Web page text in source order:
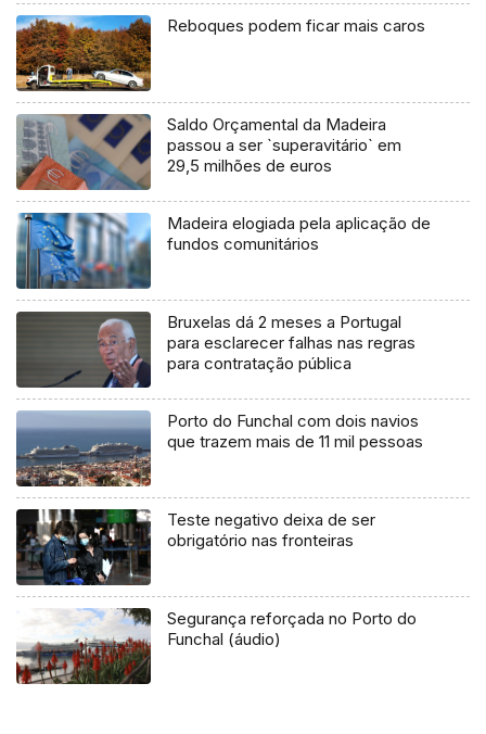
Reboques podem ficar mais caros
Saldo Orçamental da Madeira
passou a ser `superavitário` em
29,5 milhões de euros
Madeira elogiada pela aplicação de
fundos comunitários
Bruxelas dá 2 meses a Portugal
para esclarecer falhas nas regras
para contratação pública
Porto do Funchal com dois navios
que trazem mais de 11 mil pessoas
Teste negativo deixa de ser
obrigatório nas fronteiras
Segurança reforçada no Porto do
Funchal (áudio)